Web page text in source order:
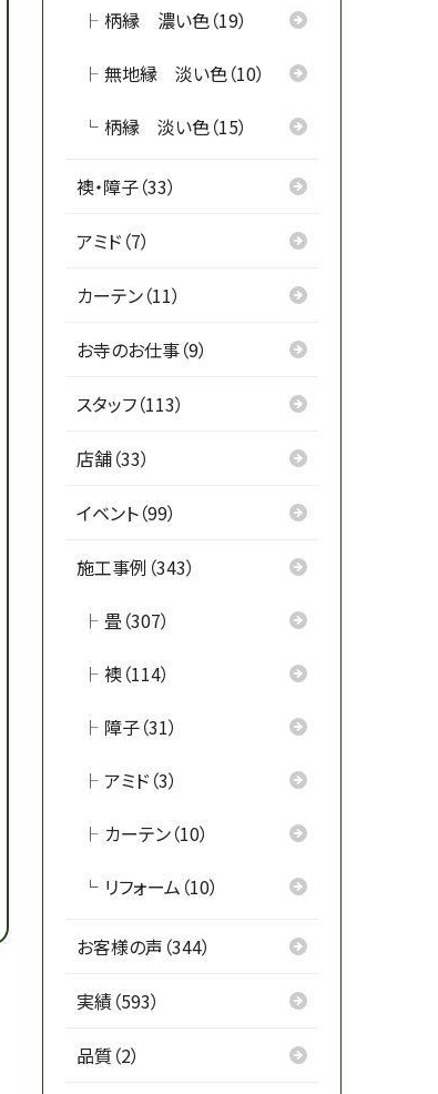
柄縁 濃い色（19）
無地縁 淡い色（10）
柄縁 淡い色（15）
襖・障子（33）
アミド（7）
カーテン（11）
お寺のお仕事（9）
スタッフ（113）
店舗（33）
イベント（99）
施工事例（343）
畳（307）
襖（114）
障子（31）
アミド（3）
カーテン（10）
リフォーム（10）
お客様の声（344）
実績（593）
品質（2）